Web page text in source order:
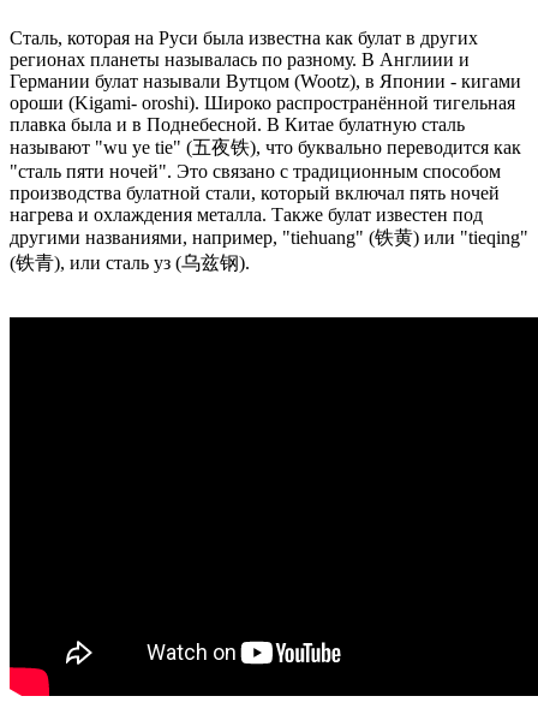
Сталь, которая на Руси была известна как булат в других
регионах планеты называлась по разному. В Англиии и
Германии булат называли Вутцом (Wootz), в Японии - кигами
ороши (Kigami- oroshi). Широко распространённой тигельная
плавка была и в Поднебесной. В Китае булатную сталь
называют "wu ye tie" (五夜铁), что буквально переводится как
"сталь пяти ночей". Это связано с традиционным способом
производства булатной стали, который включал пять ночей
нагрева и охлаждения металла. Также булат известен под
другими названиями, например, "tiehuang" (铁黄) или "tieqing"
(铁青), или сталь уз (乌兹钢).